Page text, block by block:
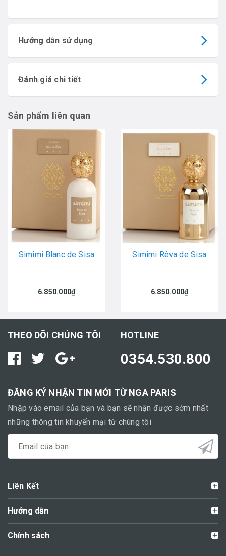
Hướng dẫn sử dụng
Đánh giá chi tiết
Sản phẩm liên quan
Simimi Blanc de Sisa
6.850.000₫
Simimi Rêva de Sisa
6.850.000₫
THEO DÕI CHÚNG TÔI HOTLINE
0354.530.800
ĐĂNG KÝ NHẬN TIN MỚI TỪ NGA PARIS
Nhập vào email của bạn và bạn sẽ nhận được sớm nhất
những thông tin khuyến mại từ chúng tôi
Liên Kết
Hướng dẫn
Chính sách